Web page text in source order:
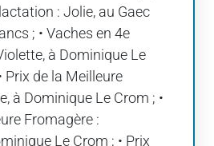
: Jolie, au Gaec
; • Vaches en 4e
à Dominique Le
Prix de la Meilleure
à Dominique Le Crom ; •
Fromagère :
Le Crom ; • Prix